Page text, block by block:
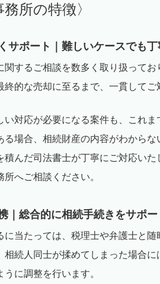
所の特徴〉
サポート｜難しいケースでも
関するご相談を数多く取り扱って
的な売却に至るまで、一貫してご
い対応が必要になる案件も、これ
る場合、相続財産の内容がわから
積んだ司法書士が丁寧にご対応い
へご相談ください。
｜総合的に相続手続きをサポ
に当たっては、税理士や弁護士と
相続人同士が揉めてしまった場合
に調整を行います。